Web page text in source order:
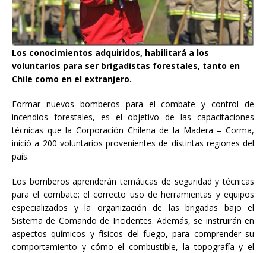
Los conocimientos adquiridos, habilitará a los
voluntarios para ser brigadistas forestales, tanto en
Chile como en el extranjero.
Formar nuevos bomberos para el combate y control de
incendios forestales, es el objetivo de las capacitaciones
técnicas que la Corporación Chilena de la Madera – Corma,
inició a 200 voluntarios provenientes de distintas regiones del
país.
Los bomberos aprenderán temáticas de seguridad y técnicas
para el combate; el correcto uso de herramientas y equipos
especializados y la organización de las brigadas bajo el
Sistema de Comando de Incidentes. Además, se instruirán en
aspectos químicos y físicos del fuego, para comprender su
comportamiento y cómo el combustible, la topografía y el